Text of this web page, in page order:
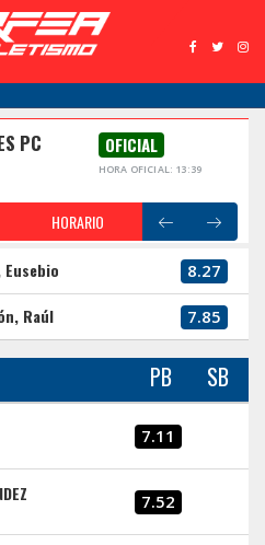
PC
OFICIAL
HORA OFICIAL: 13:39
HORARIO
Eusebio 8.27
Raúl 7.85
PB SB
7.11
7.52